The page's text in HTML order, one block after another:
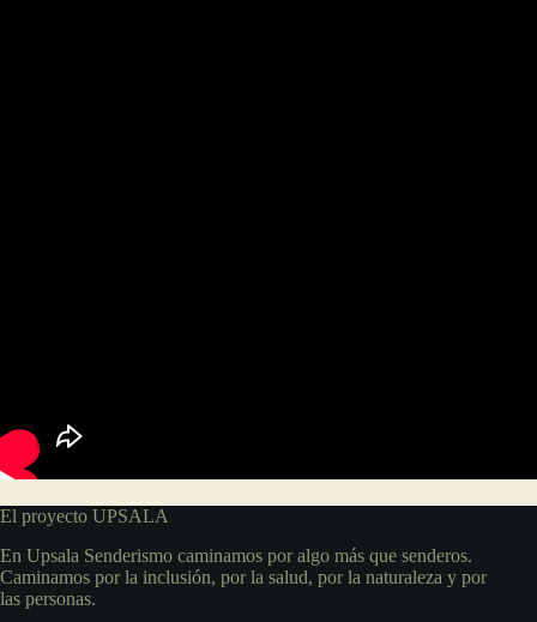
El proyecto UPSALA
En Upsala Senderismo caminamos por algo más que senderos.
Caminamos por la inclusión, por la salud, por la naturaleza y por
las personas.